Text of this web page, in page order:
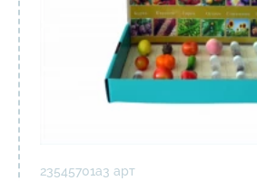
23545701а3 арт